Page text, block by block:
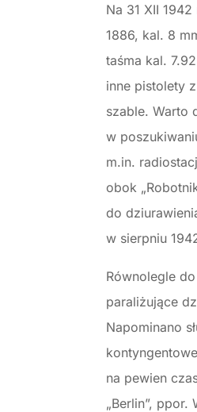
Na 31 XII
1886, kal. 8
taśma kal.
inne pistolety
szable. Warto
w
m.in.
obok
do
w sierpniu
Równolegle
paraliżujące
Napominano
na pewien
„Berlin”,